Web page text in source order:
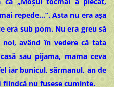
repede…”. Asta nu era așa
era sub pom. Nu era greu să
având în vedere că tata
sau pijama, mama ceva
iar bunicul, sărmanul, an de
fiindcă nu fusese cuminte.